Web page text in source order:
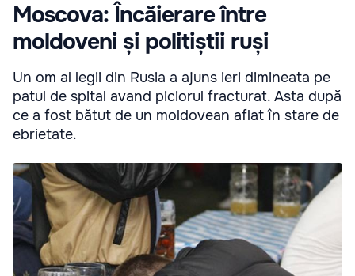
Moscova: Încăierare între
moldoveni și politiștii ruși
Un om al legii din Rusia a ajuns ieri dimineata pe
patul de spital avand piciorul fracturat. Asta după
ce a fost bătut de un moldovean aflat în stare de
ebrietate.